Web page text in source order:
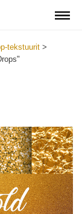
tekstuurit >